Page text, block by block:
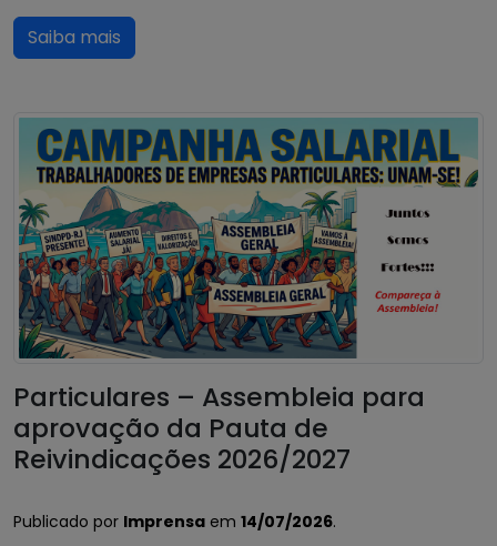
Saiba mais
Particulares – Assembleia para
aprovação da Pauta de
Reivindicações 2026/2027
Publicado por Imprensa em 14/07/2026.